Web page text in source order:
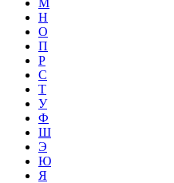
М
Н
О
П
Р
С
Т
У
Ф
Ш
Э
Ю
Я